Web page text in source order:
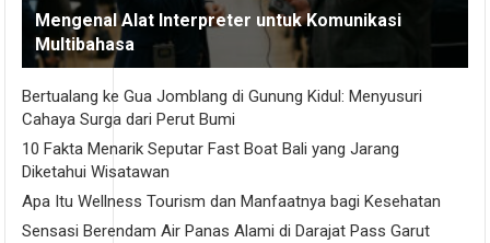
Mengenal Alat Interpreter untuk Komunikasi
Multibahasa
Bertualang ke Gua Jomblang di Gunung Kidul: Menyusuri
Cahaya Surga dari Perut Bumi
10 Fakta Menarik Seputar Fast Boat Bali yang Jarang
Diketahui Wisatawan
Apa Itu Wellness Tourism dan Manfaatnya bagi Kesehatan
Sensasi Berendam Air Panas Alami di Darajat Pass Garut